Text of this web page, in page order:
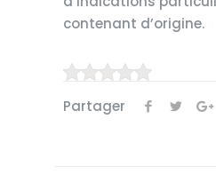
contenant d’origine.
Partager